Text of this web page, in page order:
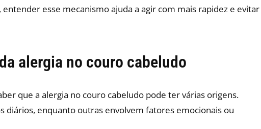
esse mecanismo ajuda a agir com mais rapidez e evitar
alergia no couro cabeludo
que a alergia no couro cabeludo pode ter várias origens.
diários, enquanto outras envolvem fatores emocionais ou